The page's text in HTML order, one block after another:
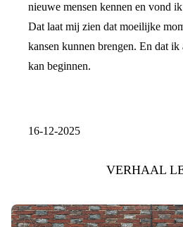
nieuwe mensen kennen en vond
Dat laat mij zien dat moeilijke
kansen kunnen brengen. En dat
kan beginnen.
16-12-2025
VERHAAL